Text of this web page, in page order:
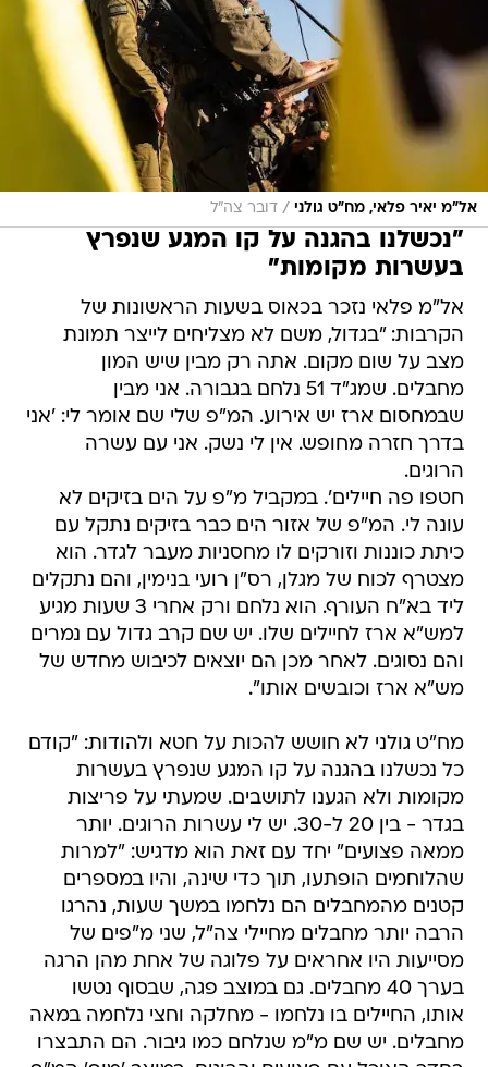
אל"מ יאיר פלאי, מח"ט גולני / דובר צה"ל
"נכשלנו בהגנה על קו המגע שנפרץ
בעשרות מקומות"
אל"מ פלאי נזכר בכאוס בשעות הראשונות של
הקרבות: "בגדול, משם לא מצליחים לייצר תמונת
מצב על שום מקום. אתה רק מבין שיש המון
מחבלים. שמג"ד 51 נלחם בגבורה. אני מבין
שבמחסום ארז יש אירוע. המ"פ שלי שם אומר לי: 'אני
בדרך חזרה מחופש. אין לי נשק. אני עם עשרה
הרוגים.
חטפו פה חיילים'. במקביל מ"פ על הים בזיקים לא
עונה לי. המ"פ של אזור הים כבר בזיקים נתקל עם
כיתת כוננות וזורקים לו מחסניות מעבר לגדר. הוא
מצטרף לכוח של מגלן, רס"ן רועי בנימין, והם נתקלים
ליד בא"ח העורף. הוא נלחם ורק אחרי 3 שעות מגיע
למש"א ארז לחיילים שלו. יש שם קרב גדול עם נמרים
והם נסוגים. לאחר מכן הם יוצאים לכיבוש מחדש של
מש"א ארז וכובשים אותו".
מח"ט גולני לא חושש להכות על חטא ולהודות: "קודם
כל נכשלנו בהגנה על קו המגע שנפרץ בעשרות
מקומות ולא הגענו לתושבים. שמעתי על פריצות
בגדר - בין 20 ל-30. יש לי עשרות הרוגים. יותר
ממאה פצועים" יחד עם זאת הוא מדגיש: "למרות
שהלוחמים הופתעו, תוך כדי שינה, והיו במספרים
קטנים מהמחבלים הם נלחמו במשך שעות, נהרגו
הרבה יותר מחבלים מחיילי צה"ל, שני מ"פים של
מסייעות היו אחראים על פלוגה של אחת מהן הרגה
בערך 40 מחבלים. גם במוצב פגה, שבסוף נטשו
אותו, החיילים בו נלחמו - מחלקה וחצי נלחמה במאה
מחבלים. יש שם מ"מ שנלחם כמו גיבור. הם התבצרו